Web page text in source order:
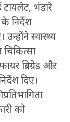
टायलेट, भंडारे
निर्देश
स्वास्थ्य
ब्रिग्रेड औऱ
दिए।
को